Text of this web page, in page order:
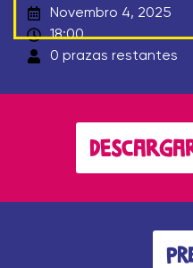
Novembro 4, 2025
18:00
0 prazas restantes